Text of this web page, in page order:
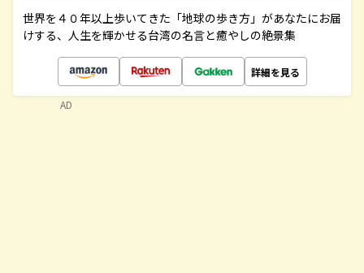
世界を４０年以上歩いてきた「地球の歩き方」があなたにお届
けする、人生を輝かせる台湾の名言と癒やしの絶景集
詳細を見る
AD